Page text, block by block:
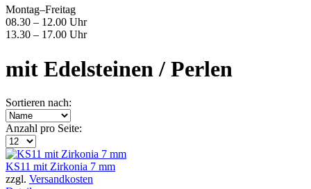
Montag–Freitag
08.30 – 12.00 Uhr
13.30 – 17.00 Uhr
mit Edelsteinen / Perlen
Sortieren nach:
Anzahl pro Seite:
KS11 mit Zirkonia 7 mm
zzgl. Versandkosten